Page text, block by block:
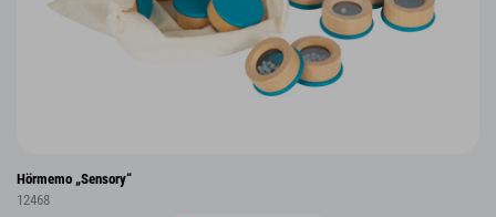
Hörmemo „Sensory“
12468